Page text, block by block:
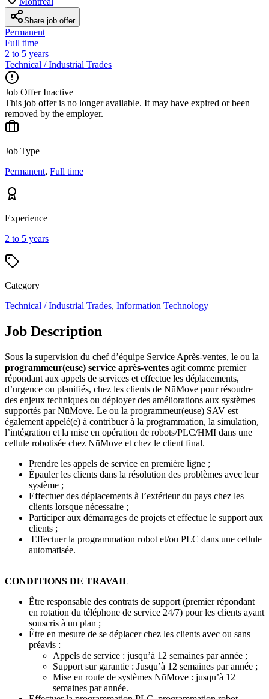
Share job offer
Permanent
Full time
2 to 5 years
Technical / Industrial Trades
Job Offer Inactive
This job offer is no longer available. It may have expired or been
removed by the employer.
Job Type
Permanent, Full time
Experience
2 to 5 years
Category
Technical / Industrial Trades, Information Technology
Job Description
Sous la supervision du chef d’équipe Service Après-ventes, le ou la
programmeur(euse) service après-ventes agit comme premier
répondant aux appels de services et effectue les déplacements,
d’urgence ou planifiés, chez les clients de NūMove pour résoudre
des enjeux techniques ou déployer des améliorations aux systèmes
supportés par NūMove. Le ou la programmeur(euse) SAV est
également appelé(e) à contribuer à la programmation, la simulation,
l’intégration et la mise en opération de robots/PLC/HMI dans une
cellule robotisée chez NūMove et chez le client final.
Prendre les appels de service en première ligne ;
Épauler les clients dans la résolution des problèmes avec leur
système ;
Effectuer des déplacements à l’extérieur du pays chez les
clients lorsque nécessaire ;
Participer aux démarrages de projets et effectue le support aux
clients ;
Effectuer la programmation robot et/ou PLC dans une cellule
automatisée.
CONDITIONS DE TRAVAIL
Être responsable des contrats de support (premier répondant
en rotation du téléphone de service 24/7) pour les clients ayant
souscris à un plan ;
Être en mesure de se déplacer chez les clients avec ou sans
préavis :
Appels de service : jusqu’à 12 semaines par année ;
Support sur garantie : Jusqu’à 12 semaines par année ;
Mise en route de systèmes NūMove : jusqu’à 12
semaines par année.